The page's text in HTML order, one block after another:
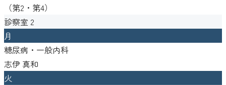
（第2・第4）
診察室 2
月
糖尿病・一般内科
志伊 真和
火